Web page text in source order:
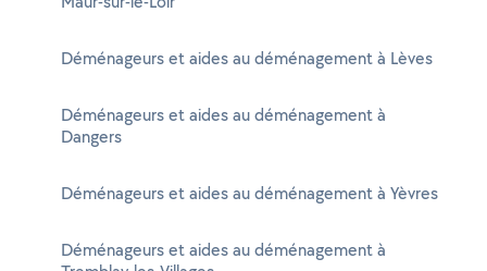
Déménageurs et aides au déménagement à Lèves
Déménageurs et aides au déménagement à
Dangers
Déménageurs et aides au déménagement à Yèvres
Déménageurs et aides au déménagement à